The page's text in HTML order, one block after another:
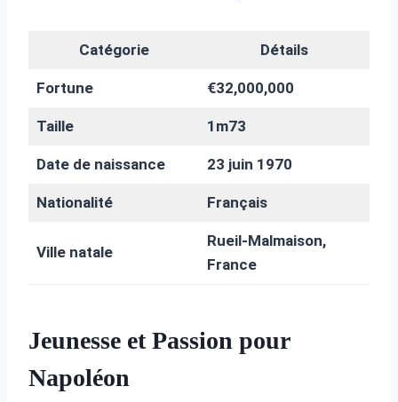
Catégorie Détails
Fortune €32,000,000
Taille 1m73
Date de naissance 23 juin 1970
Nationalité Français
Ville natale
Rueil-Malmaison,
France
Jeunesse et Passion pour
Napoléon